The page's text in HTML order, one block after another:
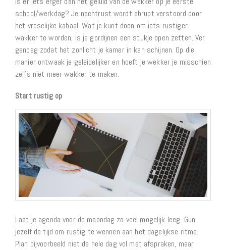
school/werkdag? Je nachtrust wordt abrupt verstoord door
het vreselijke kabaal. Wat je kunt doen om iets rustiger
wakker te worden, is je gordijnen een stukje open zetten. Ver
genoeg zodat het zonlicht je kamer in kan schijnen. Op die
manier ontwaak je geleidelijker en hoeft je wekker je misschien
zelfs niet meer wakker te maken.
Start rustig op
Laat je agenda voor de maandag zo veel mogelijk leeg. Gun
jezelf de tijd om rustig te wennen aan het dagelijkse ritme.
Plan bijvoorbeeld niet de hele dag vol met afspraken, maar